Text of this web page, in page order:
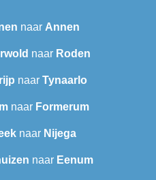
naar Annen
naar Roden
naar Tynaarlo
naar Formerum
naar Nijega
naar Eenum